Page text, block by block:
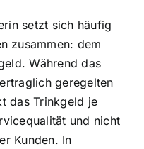
setzt sich häufig
zusammen: dem
Während das
geregelten
das Trinkgeld je
und nicht
Kunden. In